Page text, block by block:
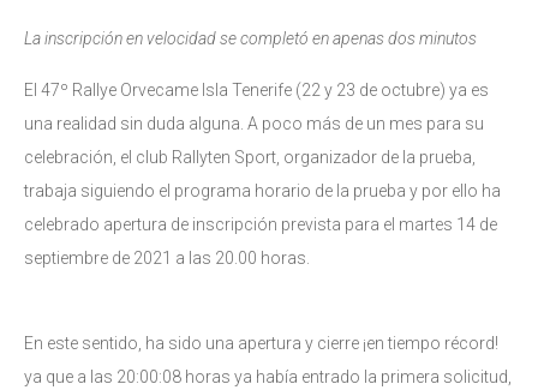
La inscripción en velocidad se completó en apenas dos minutos
El 47º Rallye Orvecame Isla Tenerife (22 y 23 de octubre) ya es
una realidad sin duda alguna. A poco más de un mes para su
celebración, el club Rallyten Sport, organizador de la prueba,
trabaja siguiendo el programa horario de la prueba y por ello ha
celebrado apertura de inscripción prevista para el martes 14 de
septiembre de 2021 a las 20.00 horas.
En este sentido, ha sido una apertura y cierre ¡en tiempo récord!
ya que a las 20:00:08 horas ya había entrado la primera solicitud,